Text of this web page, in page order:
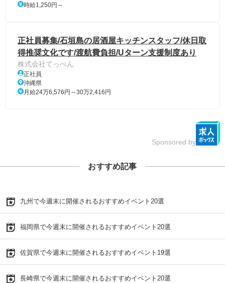
時給1,250円～
正社員募集/石垣島の居酒屋キッチンスタッフ/休日取
得推奨文化です/渡航費負担/Uターン支援制度あり
株式会社てっぺん
正社員
沖縄県
月給24万6,576円～30万2,416円
Sponsored by
おすすめ記事
九州で今週末に開催されるおすすめイベント20選
福岡県で今週末に開催されるおすすめイベント20選
佐賀県で今週末に開催されるおすすめイベント19選
長崎県で今週末に開催されるおすすめイベント20選